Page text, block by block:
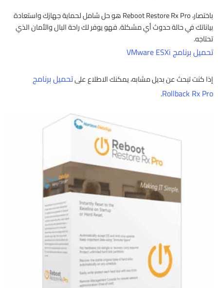
باختصار، Reboot Restore Rx Pro هو حل شامل لحماية جهازك واستعادة
بياناتك في حالة حدوث أي مشكلة. فهو يوفر لك راحة البال والأمان الذي
تحتاجه.
تحميل برنامج VMware ESXi
إذا كنت تبحث عن بديل مشابه، يمكنك الاطلاع علىتحميل برنامج
Rollback Rx Pro
.